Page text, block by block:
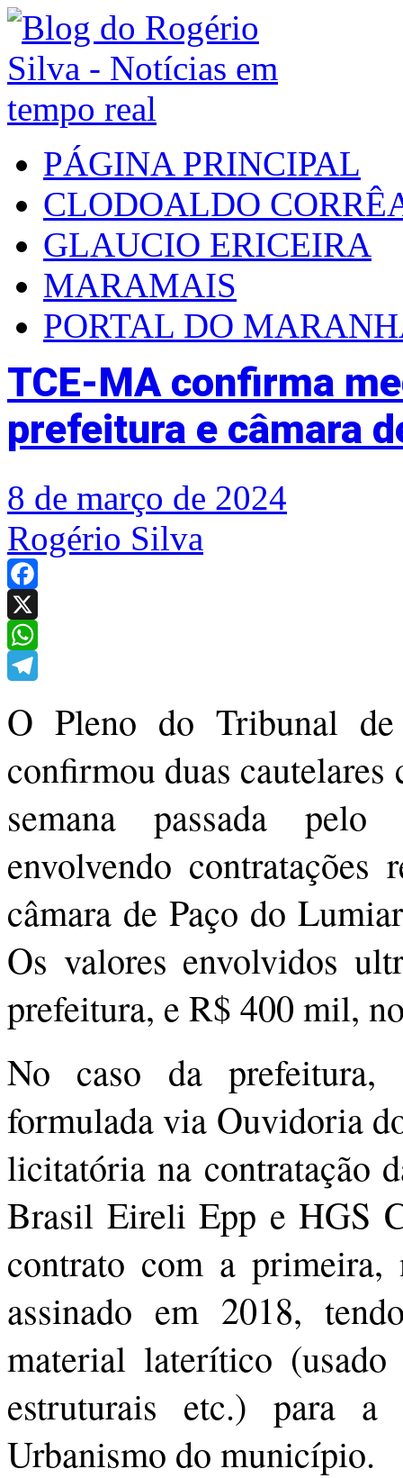
PÁGINA PRINCIPAL
CLODOALDO
GLAUCIO ERICEIRA
MARAMAIS
PORTAL DO
TCE-MA confirma
prefeitura e câmara
8 de março de 2024
Rogério Silva
Facebook
X
WhatsApp
O Pleno do Tribunal
confirmou duas
semana passada pelo
envolvendo contratações
câmara de Paço do
Os valores envolvidos
prefeitura, e R$ 400 mil,
No caso da prefeitura,
formulada via Ouvidoria
licitatória na contratação
Brasil Eireli Epp e HGS
contrato com a
assinado em 2018,
material laterítico
estruturais etc.) para a
Urbanismo do município.